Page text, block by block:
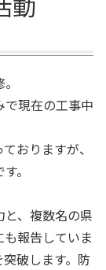
現在の工事中
おりますが、
。
、複数名の県
報告していま
破します。防